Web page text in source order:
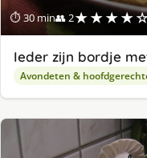
⏱ 30 min👥 2
Ieder zijn bordje
Avondeten &